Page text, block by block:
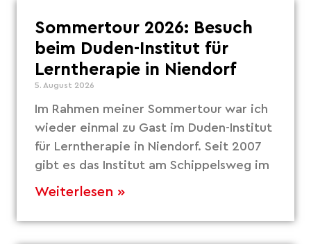
Sommertour 2026: Besuch
beim Duden-Institut für
Lerntherapie in Niendorf
5. August 2026
Im Rahmen meiner Sommertour war ich
wieder einmal zu Gast im Duden-Institut
für Lerntherapie in Niendorf. Seit 2007
gibt es das Institut am Schippelsweg im
Weiterlesen »